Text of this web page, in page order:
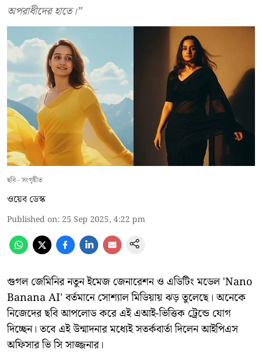
অপরাধীদের হাতে।”
ছবি - সংগৃহীত
ওয়েব ডেস্ক
Published on: 25 Sep 2025, 4:22 pm
গুগল জেমিনির নতুন ইমেজ জেনারেশন ও এডিটিং মডেল 'Nano
Banana AI' বর্তমানে সোশ্যাল মিডিয়ায় ঝড় তুলেছে। অনেকে
নিজেদের ছবি আপলোড করে এই এআই-ভিত্তিক ট্রেন্ডে যোগ
দিচ্ছেন। তবে এই উন্মাদনার মধ্যেই সতর্কবার্তা দিলেন আইপিএস
অফিসার ভি সি সাজ্জনার।